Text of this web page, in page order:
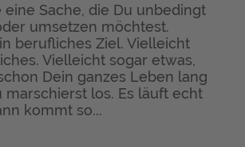
eine Sache, die Du unbedingt
umsetzen möchtest.
berufliches Ziel. Vielleicht
Vielleicht sogar etwas,
Dein ganzes Leben lang
marschierst los. Es läuft echt
kommt so...